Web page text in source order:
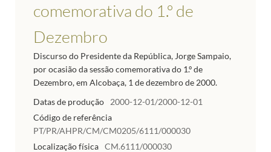
comemorativa do 1.º de
Dezembro
Discurso do Presidente da República, Jorge Sampaio,
por ocasião da sessão comemorativa do 1.º de
Dezembro, em Alcobaça, 1 de dezembro de 2000.
Datas de produção
2000-12-01/2000-12-01
Código de referência
PT/PR/AHPR/CM/CM0205/6111/000030
Localização física CM.6111/000030